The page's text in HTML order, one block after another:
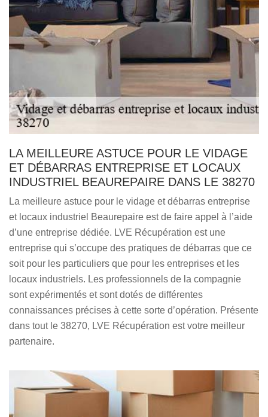
LA MEILLEURE ASTUCE POUR LE VIDAGE
ET DÉBARRAS ENTREPRISE ET LOCAUX
INDUSTRIEL BEAUREPAIRE DANS LE 38270
La meilleure astuce pour le vidage et débarras entreprise
et locaux industriel Beaurepaire est de faire appel à l’aide
d’une entreprise dédiée. LVE Récupération est une
entreprise qui s’occupe des pratiques de débarras que ce
soit pour les particuliers que pour les entreprises et les
locaux industriels. Les professionnels de la compagnie
sont expérimentés et sont dotés de différentes
connaissances précises à cette sorte d’opération. Présente
dans tout le 38270, LVE Récupération est votre meilleur
partenaire.